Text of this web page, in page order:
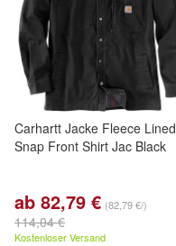
Carhartt Jacke Fleece Lined
Snap Front Shirt Jac Black
ab 82,79 € (82,79 €/)
114,04 €
Kostenloser Versand